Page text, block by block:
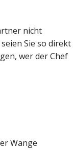
nicht
Sie so direkt
wer der Chef
Wange